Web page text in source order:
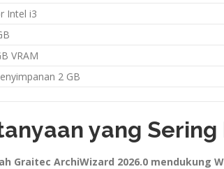
Intel i3
VRAM
2 GB
yang Sering
Graitec ArchiWizard 2026.0 mendukung